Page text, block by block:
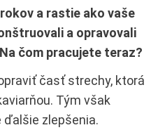
a rastie ako vaše
a opravovali
čom pracujete teraz?
časť strechy, ktorá
Tým však
ďalšie zlepšenia.